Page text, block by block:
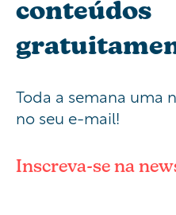
conteúdos
Toda a semana uma
no seu e-mail!
Inscreva-se na